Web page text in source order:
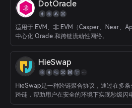
Español
Português (Brasil)
Español (Argentina)
DotOracle
适用于 EVM、非 EVM（Casper、Near、
中心化 Oracle 和跨链流动性网络。
HieSwap
HieSwap是一种跨链聚合协议，通过在多
跨链，帮助用户在安全的环境下实现秒级闪